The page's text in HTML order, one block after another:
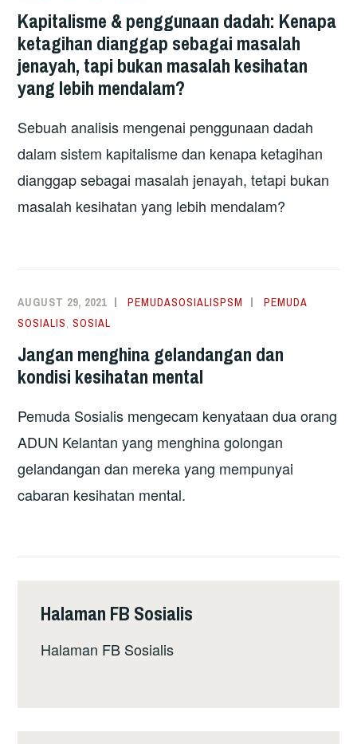
Kapitalisme & penggunaan dadah: Kenapa
ketagihan dianggap sebagai masalah
jenayah, tapi bukan masalah kesihatan
yang lebih mendalam?
Sebuah analisis mengenai penggunaan dadah
dalam sistem kapitalisme dan kenapa ketagihan
dianggap sebagai masalah jenayah, tetapi bukan
masalah kesihatan yang lebih mendalam?
AUGUST 29, 2021 PEMUDASOSIALISPSM
PEMUDA
SOSIALIS,SOSIAL
Jangan menghina gelandangan dan
kondisi kesihatan mental
Pemuda Sosialis mengecam kenyataan dua orang
ADUN Kelantan yang menghina golongan
gelandangan dan mereka yang mempunyai
cabaran kesihatan mental.
Halaman FB Sosialis
Halaman FB Sosialis